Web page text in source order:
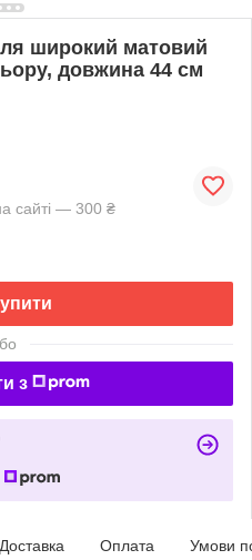
широкий матовий
довжина 44 см
сайті — 300 ₴
з
Доставка Оплата Умови